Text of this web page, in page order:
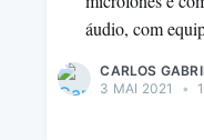
áudio, com
CARLOS
3 MAI 2021
•